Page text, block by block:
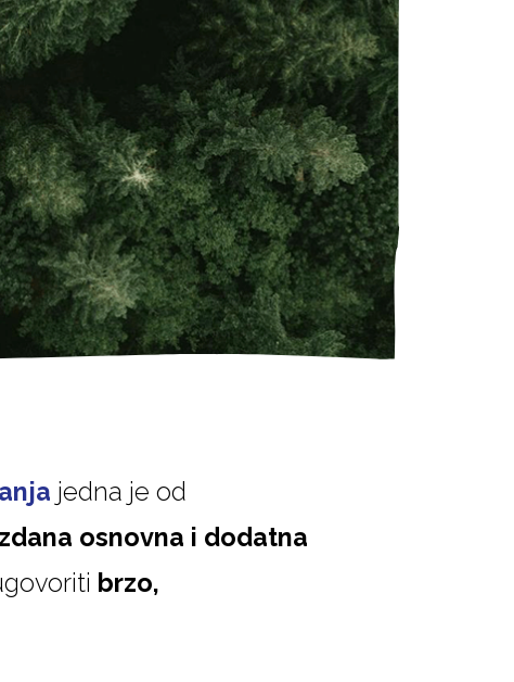
jedna je od
osnovna i dodatna
brzo,